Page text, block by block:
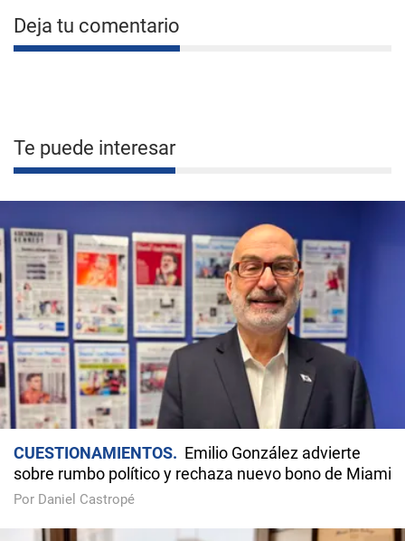
Deja tu comentario
Te puede interesar
CUESTIONAMIENTOS
Emilio González advierte
sobre rumbo político y rechaza nuevo bono de Miami
Por Daniel Castropé